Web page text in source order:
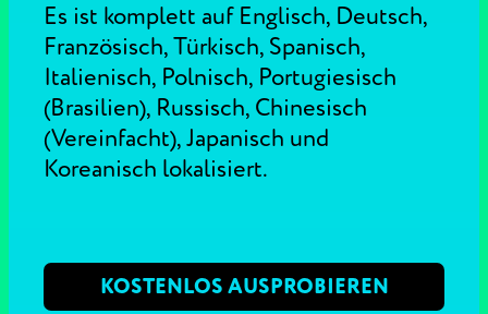
Es ist komplett auf Englisch, Deutsch,
Französisch, Türkisch, Spanisch,
Italienisch, Polnisch, Portugiesisch
(Brasilien), Russisch, Chinesisch
(Vereinfacht), Japanisch und
Koreanisch lokalisiert.
KOSTENLOS AUSPROBIEREN